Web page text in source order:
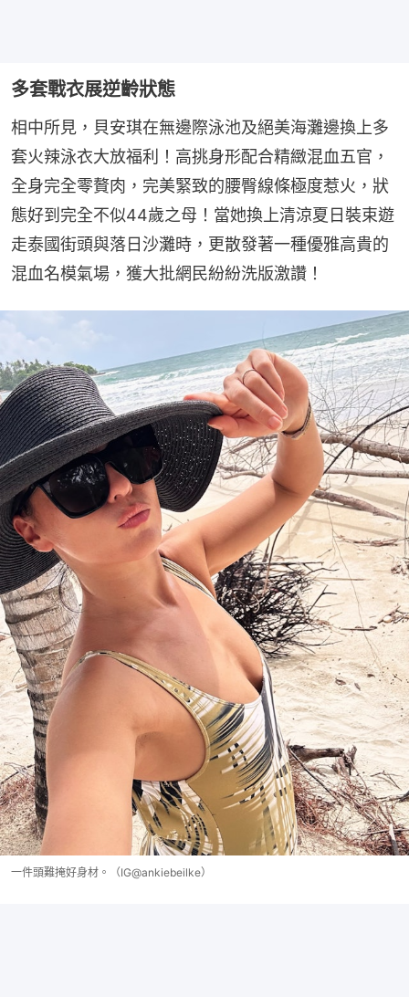
多套戰衣展逆齡狀態
相中所見，貝安琪在無邊際泳池及絕美海灘邊換上多
套火辣泳衣大放福利！高挑身形配合精緻混血五官，
全身完全零贅肉，完美緊致的腰臀線條極度惹火，狀
態好到完全不似44歲之母！當她換上清涼夏日裝束遊
走泰國街頭與落日沙灘時，更散發著一種優雅高貴的
混血名模氣場，獲大批網民紛紛洗版激讚！
一件頭難掩好身材。（IG@ankiebeilke）